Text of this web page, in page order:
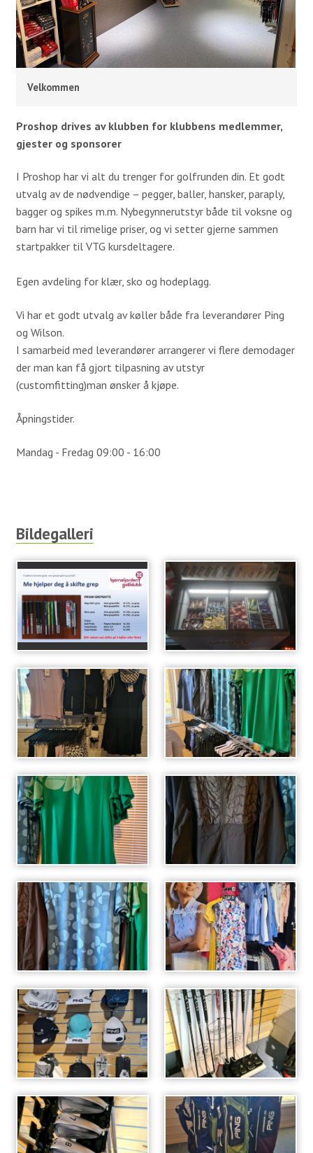
Simulatorer
Proshop
Kafeteria
Baneguide
Green Keepers Corner
Treningsfelt
Lokale regler
Simulator
Gjester
Veibeskrivelse
Kjøpsvilkår
Instruksjon
Kom med innspill
Om Tora Wiberg
Juniortrening
Aktiviteter
Uttakskriterier LAG-NM
FORE! Folkehelse
Damegruppa
Juniorgruppen
Elitegruppe
Seniorgruppen
Herregruppen
Turneringsliste
Aktivitetskalender
Kontakt oss
Styret 2026
Ansatte
Komitéer / grupper 2025
Velkommen
Proshop drives av klubben for klubbens medlemmer,
gjester og sponsorer
I Proshop har vi alt du trenger for golfrunden din. Et godt
utvalg av de nødvendige – pegger, baller, hansker, paraply,
bagger og spikes m.m. Nybegynnerutstyr både til voksne og
barn har vi til rimelige priser, og vi setter gjerne sammen
startpakker til VTG kursdeltagere.
Egen avdeling for klær, sko og hodeplagg.
Vi har et godt utvalg av køller både fra leverandører Ping
og Wilson.
I samarbeid med leverandører arrangerer vi flere demodager
der man kan få gjort tilpasning av utstyr
(customfitting)man ønsker å kjøpe.
Åpningstider.
Mandag - Fredag 09:00 - 16:00
Bildegalleri